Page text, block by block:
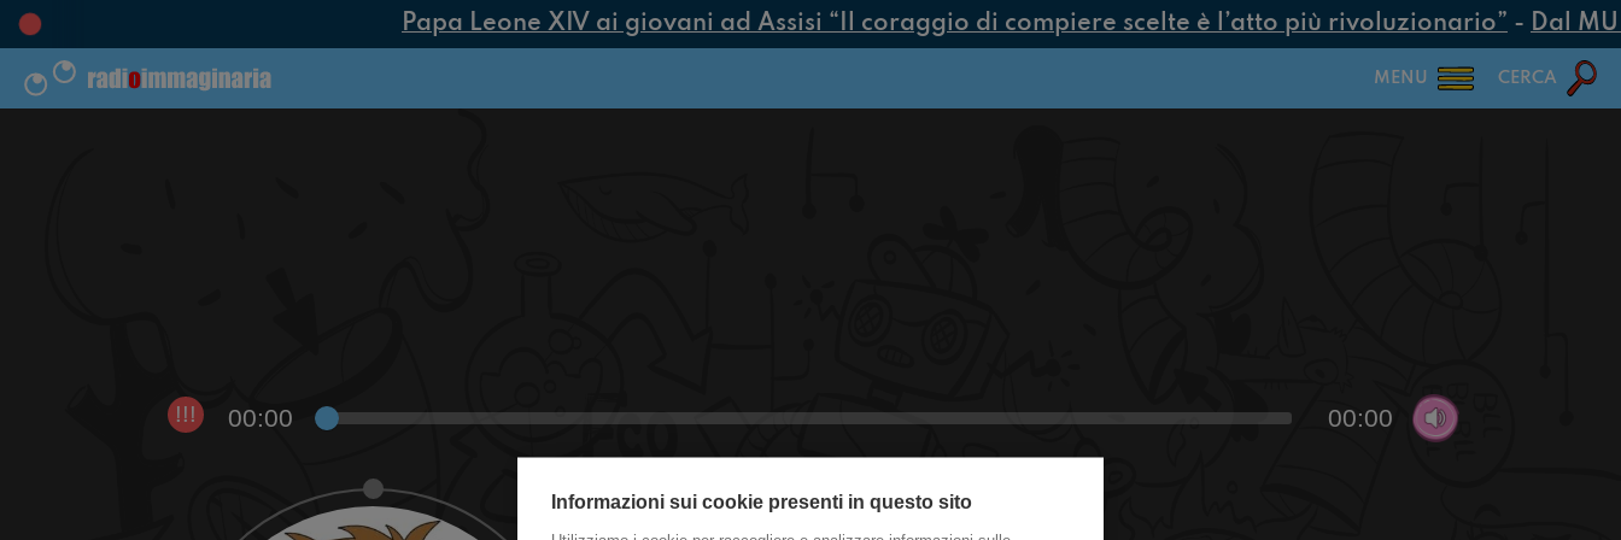
Papa Leone XIV ai giovani ad Assisi “Il coraggio di compiere scelte è l’atto più rivoluzionario”- Dal
MENU CERCA
!!! 00:00 00:00
Informazioni sui cookie presenti in questo sito